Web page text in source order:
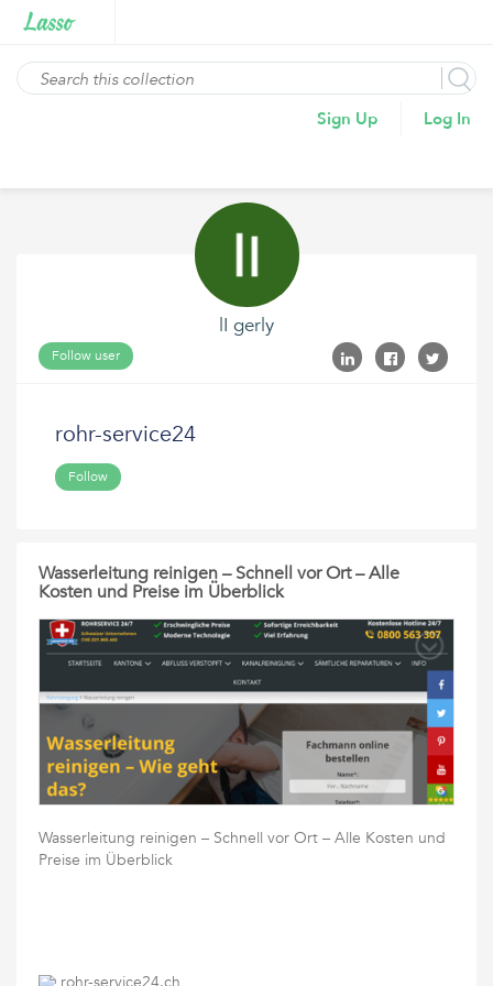
Sign Up Log In
lI gerly
Follow user
rohr-service24
Follow
Wasserleitung reinigen – Schnell vor Ort – Alle
Kosten und Preise im Überblick
Wasserleitung reinigen – Schnell vor Ort – Alle Kosten und
Preise im Überblick